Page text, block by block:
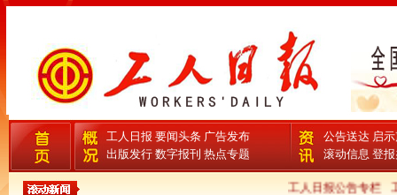
工人日报 要闻头条 广告发布
出版发行 数字报刊 热点专题
公告送达 启
滚动信息 登
工人日报公告专栏